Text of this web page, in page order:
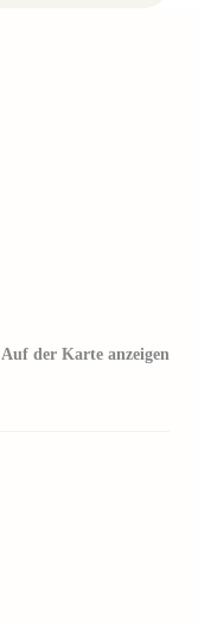
Auf der Karte anzeigen